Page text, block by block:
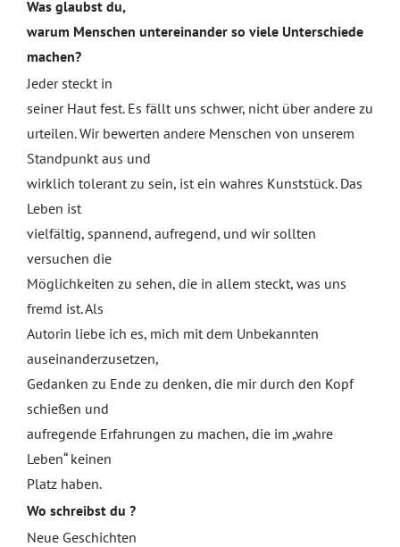
Was glaubst du,
warum Menschen untereinander so viele Unterschiede
machen?
Jeder steckt in
seiner Haut fest. Es fällt uns schwer, nicht über andere zu
urteilen. Wir bewerten andere Menschen von unserem
Standpunkt aus und
wirklich tolerant zu sein, ist ein wahres Kunststück. Das
Leben ist
vielfältig, spannend, aufregend, und wir sollten
versuchen die
Möglichkeiten zu sehen, die in allem steckt, was uns
fremd ist. Als
Autorin liebe ich es, mich mit dem Unbekannten
auseinanderzusetzen,
Gedanken zu Ende zu denken, die mir durch den Kopf
schießen und
aufregende Erfahrungen zu machen, die im „wahre
Leben“ keinen
Platz haben.
Wo schreibst du ?
Neue Geschichten